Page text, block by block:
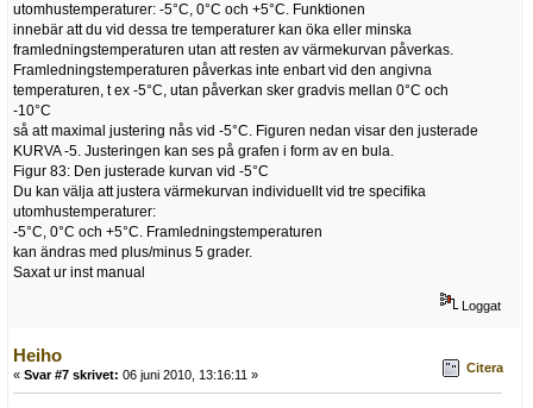
utomhustemperaturer: -5°C, 0°C och +5°C. Funktionen
innebär att du vid dessa tre temperaturer kan öka eller minska
framledningstemperaturen utan att resten av värmekurvan påverkas.
Framledningstemperaturen påverkas inte enbart vid den angivna
temperaturen, t ex -5°C, utan påverkan sker gradvis mellan 0°C och
-10°C
så att maximal justering nås vid -5°C. Figuren nedan visar den justerade
KURVA -5. Justeringen kan ses på grafen i form av en bula.
Figur 83: Den justerade kurvan vid -5°C
Du kan välja att justera värmekurvan individuellt vid tre specifika
utomhustemperaturer:
-5°C, 0°C och +5°C. Framledningstemperaturen
kan ändras med plus/minus 5 grader.
Saxat ur inst manual
Loggat
Heiho
« Svar #7 skrivet: 06 juni 2010, 13:16:11 » Citera